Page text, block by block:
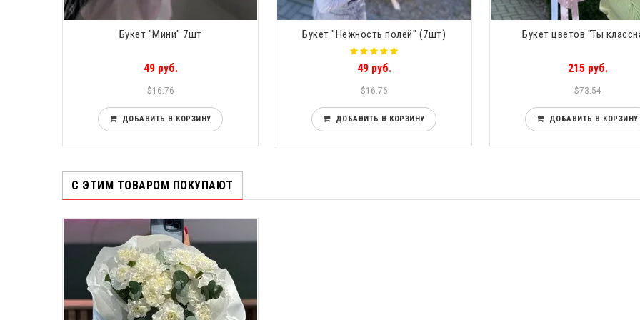
Букет "Мини" 7шт
49 руб.
$16.76
ДОБАВИТЬ В КОРЗИНУ
Букет "Нежность полей" (7шт)
49 руб.
$16.76
ДОБАВИТЬ В КОРЗИНУ
Букет цветов "Ты
215 руб.
$73.54
ДОБАВИТЬ В КОРЗИНУ
С ЭТИМ ТОВАРОМ ПОКУПАЮТ